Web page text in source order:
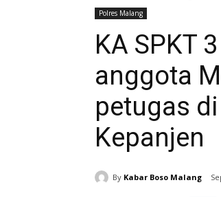
Polres Malang
KA SPKT
anggota
petugas
Kepanjen
By Kabar Boso Malang